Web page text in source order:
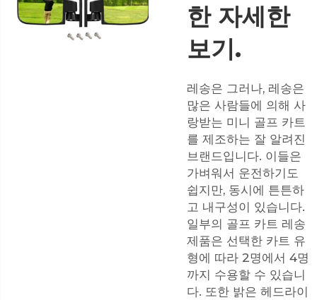
한 자세한
보기.
레송은 그러나, 레송은
많은 사람들에 의해 사
랑받는 미니 골프 카트
를 제조하는 잘 알려진
브랜드입니다. 이들은
가벼워서 운전하기도
쉽지만, 동시에 튼튼하
고 내구성이 있습니다.
일부의 골프 카트 레송
제품은 선택한 카트 유
형에 따라 2명에서 4명
까지 수용할 수 있습니
다. 또한 밝은 헤드라이